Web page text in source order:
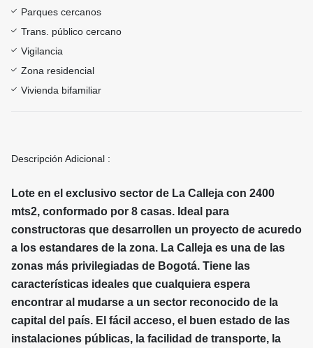
Parques cercanos
Trans. público cercano
Vigilancia
Zona residencial
Vivienda bifamiliar
Descripción Adicional :
Lote en el exclusivo sector de La Calleja con 2400
mts2, conformado por 8 casas. Ideal para
constructoras que desarrollen un proyecto de acuredo
a los estandares de la zona. La Calleja es una de las
zonas más privilegiadas de Bogotá. Tiene las
características ideales que cualquiera espera
encontrar al mudarse a un sector reconocido de la
capital del país. El fácil acceso, el buen estado de las
instalaciones públicas, la facilidad de transporte, la